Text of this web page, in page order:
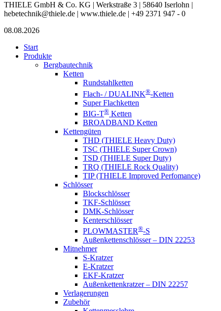
THIELE GmbH & Co. KG | Werkstraße 3 | 58640 Iserlohn |
hebetechnik@thiele.de | www.thiele.de | +49 2371 947 - 0
08.08.2026
Start
Produkte
Bergbautechnik
Ketten
Rundstahlketten
Flach- / DUALINK®-Ketten
Super Flachketten
BIG-T® Ketten
BROADBAND Ketten
Kettengüten
THD (THIELE Heavy Duty)
TSC (THIELE Super Crown)
TSD (THIELE Super Duty)
TRQ (THIELE Rock Quality)
TIP (THIELE Improved Perfomance)
Schlösser
Blockschlösser
TKF-Schlösser
DMK-Schlösser
Kenterschlösser
PLOWMASTER®-S
Außenkettenschlösser – DIN 22253
Mitnehmer
S-Kratzer
E-Kratzer
EKF-Kratzer
Außenkettenkratzer – DIN 22257
Verlagerungen
Zubehör